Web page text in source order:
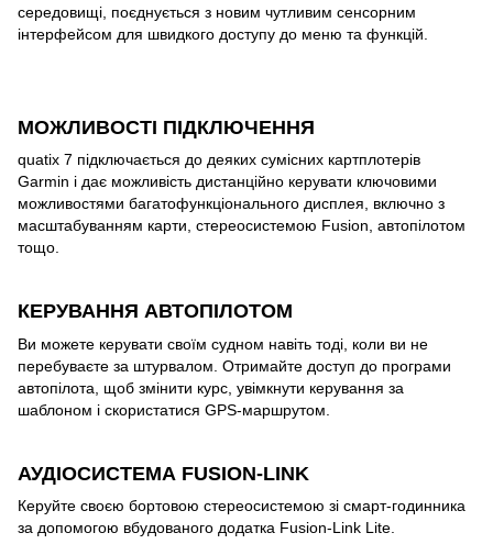
середовищі, поєднується з новим чутливим сенсорним
інтерфейсом для швидкого доступу до меню та функцій.
МОЖЛИВОСТІ ПІДКЛЮЧЕННЯ
quatix 7 підключається до деяких сумісних картплотерів
Garmin і дає можливість дистанційно керувати ключовими
можливостями багатофункціонального дисплея, включно з
масштабуванням карти, стереосистемою Fusion, автопілотом
тощо.
КЕРУВАННЯ АВТОПІЛОТОМ
Ви можете керувати своїм судном навіть тоді, коли ви не
перебуваєте за штурвалом. Отримайте доступ до програми
автопілота, щоб змінити курс, увімкнути керування за
шаблоном і скористатися GPS-маршрутом.
АУДІОСИСТЕМА FUSION-LINK
Керуйте своєю бортовою стереосистемою зі смарт-годинника
за допомогою вбудованого додатка Fusion-Link Lite.